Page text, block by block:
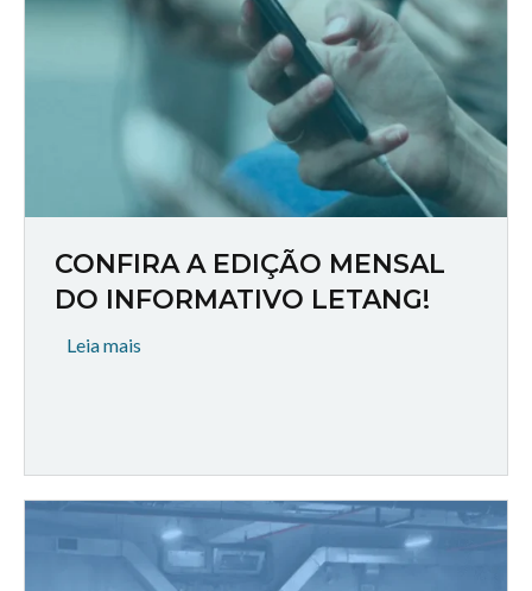
CONFIRA A EDIÇÃO MENSAL
DO INFORMATIVO LETANG!
Leia mais